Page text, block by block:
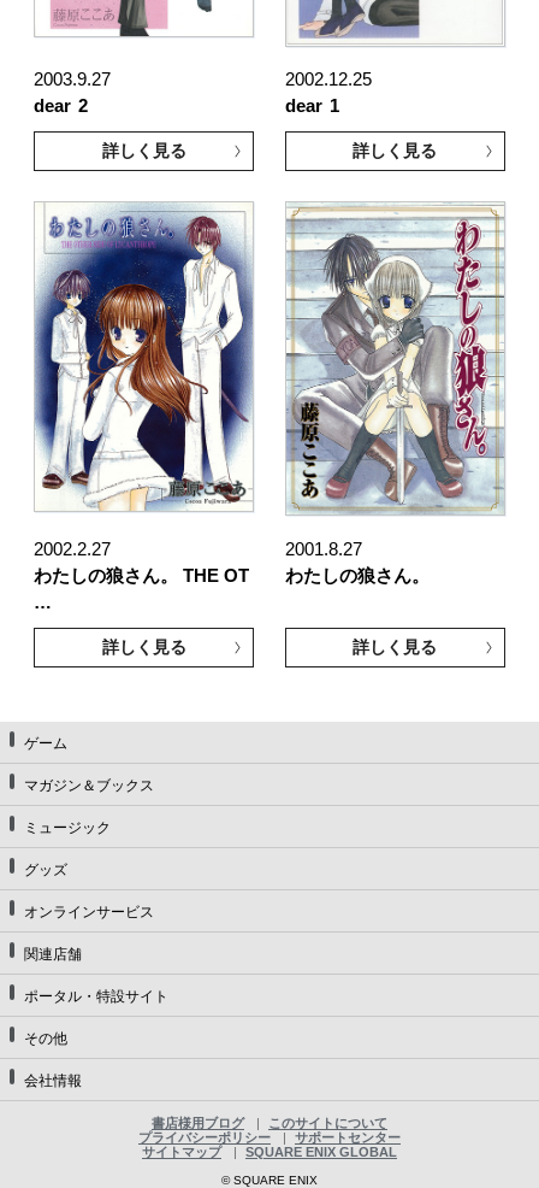
2003.9.27
dear 2
詳しく見る
2002.12.25
dear 1
詳しく見る
2002.2.27
わたしの狼さん。 THE OT
…
詳しく見る
2001.8.27
わたしの狼さん。
詳しく見る
ゲーム
マガジン＆ブックス
ミュージック
グッズ
オンラインサービス
関連店舗
ポータル・特設サイト
その他
会社情報
書店様用ブログ
このサイトについて
プライバシーポリシー
サポートセンター
サイトマップ
SQUARE ENIX GLOBAL
© SQUARE ENIX